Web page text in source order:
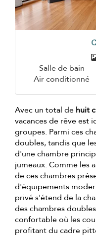
Salle de bain
Air conditionné
Avec un total de huit
vacances de rêve est
groupes. Parmi ces
doubles, tandis que
d'une chambre
jumeaux. Comme les
de ces chambres
d'équipements
privé s'étend de la
des chambres
confortable où les
profitant du cadre